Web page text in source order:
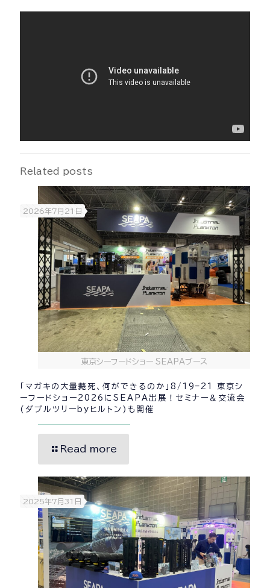
Related posts
東京シーフードショー SEAPAブース
2026年7月21日
「マガキの大量斃死、何ができるのか」8/19–21 東京シ
ーフードショー2026にSEAPA出展！セミナー＆交流会
(ダブルツリーbyヒルトン)も開催
Read more
2025年7月31日